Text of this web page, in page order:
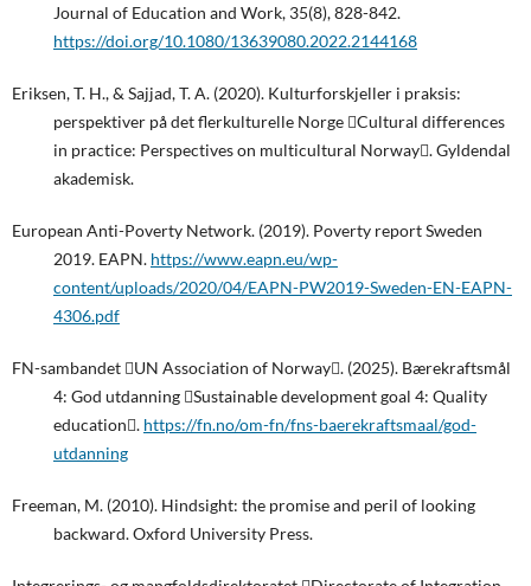
Journal of Education and Work, 35(8), 828-842.
https://doi.org/10.1080/13639080.2022.2144168
Eriksen, T. H., & Sajjad, T. A. (2020). Kulturforskjeller i praksis:
perspektiver på det flerkulturelle Norge Cultural differences
in practice: Perspectives on multicultural Norway. Gyldendal
akademisk.
European Anti-Poverty Network. (2019). Poverty report Sweden
2019. EAPN. https://www.eapn.eu/wp-
content/uploads/2020/04/EAPN-PW2019-Sweden-EN-EAPN-
4306.pdf
FN-sambandet UN Association of Norway. (2025). Bærekraftsmål
4: God utdanning Sustainable development goal 4: Quality
education. https://fn.no/om-fn/fns-baerekraftsmaal/god-
utdanning
Freeman, M. (2010). Hindsight: the promise and peril of looking
backward. Oxford University Press.